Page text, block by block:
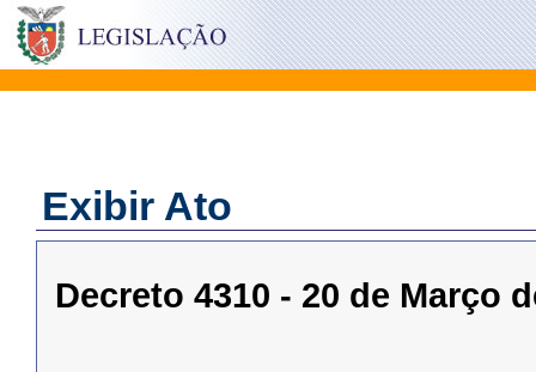
Exibir Ato
Decreto 4310 - 20 de Março